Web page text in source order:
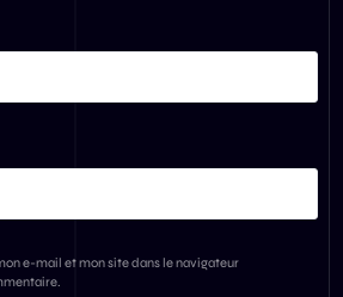
e-mail et mon site dans le navigateur